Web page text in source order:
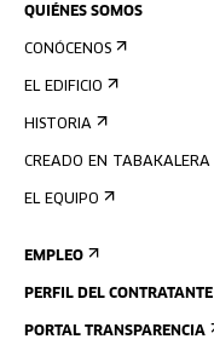
QUIÉNES SOMOS
CONÓCENOS
EL EDIFICIO
HISTORIA
CREADO EN TABAKALERA
EL EQUIPO
EMPLEO
PERFIL DEL CONTRATANTE
PORTAL TRANSPARENCIA